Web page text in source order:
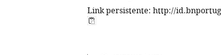
Link persistente: http://